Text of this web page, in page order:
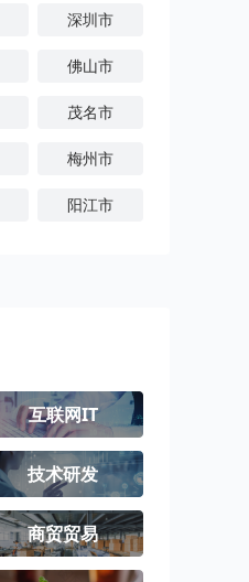
深圳市
佛山市
茂名市
梅州市
阳江市
互联网IT
技术研发
商贸贸易